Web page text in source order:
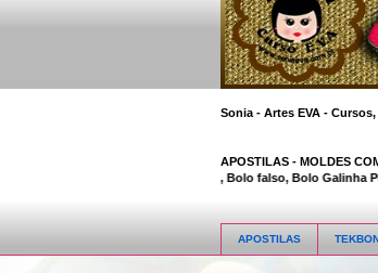
Sonia - Artes EVA -
APOSTILAS - MOLDES
Animal Bambi 3D, Bolo falso, Bolo Galinha
APOSTILAS